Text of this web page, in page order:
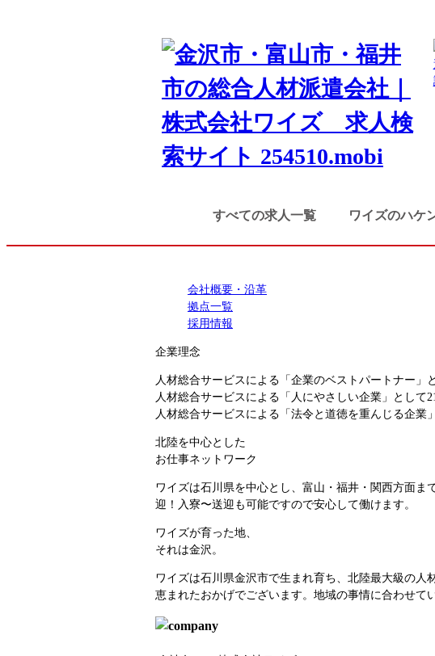
すべての求人一覧 ワイズのハケ
会社概要・沿革
拠点一覧
採用情報
企業理念
人材総合サービスによる 「企業のベストパートナー」
人材総合サービスによる 「人にやさしい企業」として
人材総合サービスによる 「法令と道徳を重んじる企業
北陸を中心とした
お仕事ネットワーク
ワイズは石川県を中心とし、富山・福井・関西方面
迎！入寮〜送迎も可能ですので安心して働けます。
ワイズが育った地、
それは金沢。
ワイズは石川県金沢市で生まれ育ち、北陸最大級の
恵まれたおかげでございます。地域の事情に合わせて